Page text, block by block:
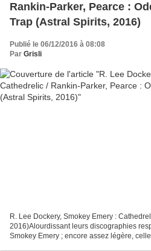
Rankin-Parker, Pearce :
Trap (Astral Spirits, 2016)
Publié le 06/12/2016 à 08:08
Par Grisli
R. Lee Dockery, Smokey Emery :
2016)Alourdissant leurs discographies
Smokey Emery ; encore assez légère,